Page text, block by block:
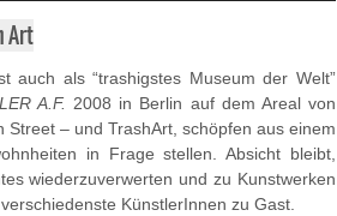
increase
or
decrease
volume.
Art
auch als “trashigstes Museum der Welt”
A.F. 2008 in Berlin auf dem Areal von
– und TrashArt, schöpfen aus einem
in Frage stellen. Absicht bleibt,
wiederzuverwerten und zu Kunstwerken
KünstlerInnen zu Gast.